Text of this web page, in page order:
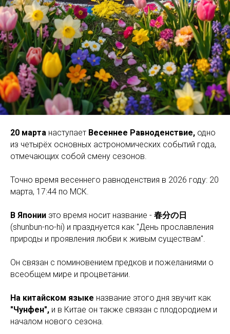
20 марта наступает Весеннее Равноденствие, одно
из четырёх основных астрономических событий года,
отмечающих собой смену сезонов.
Точно время весеннего равноденствия в 2026 году: 20
марта, 17:44 по МСК.
В Японии это время носит название - 春分の日
(shunbun-no-hi) и празднуется как "День прославления
природы и проявления любви к живым существам".
Он связан с поминовением предков и пожеланиями о
всеобщем мире и процветании.
На китайском языке название этого дня звучит как
"Чунфен", и в Китае он также связан с плодородием и
началом нового сезона.